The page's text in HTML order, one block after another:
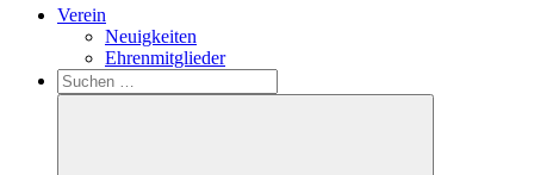
Verein
Neuigkeiten
Ehrenmitglieder
Search
Suchen
nach: